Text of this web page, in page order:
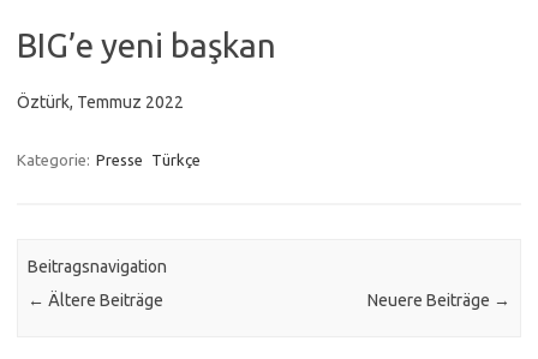
BIG’e yeni başkan
Öztürk, Temmuz 2022
Kategorie: Presse Türkçe
Beitragsnavigation
← Ältere Beiträge Neuere Beiträge →